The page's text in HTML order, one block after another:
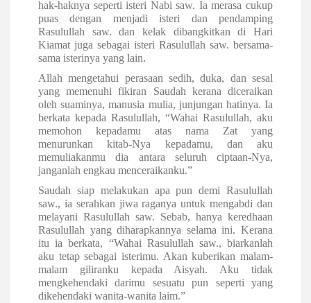
hak-haknya seperti isteri Nabi saw. Ia merasa cukup
puas dengan menjadi isteri dan pendamping
Rasulullah saw. dan kelak dibangkitkan di Hari
Kiamat juga sebagai isteri Rasulullah saw. bersama-
sama isterinya yang lain.
Allah mengetahui perasaan sedih, duka, dan sesal
yang memenuhi fikiran Saudah kerana diceraikan
oleh suaminya, manusia mulia, junjungan hatinya. Ia
berkata kepada Rasulullah, “Wahai Rasulullah, aku
memohon kepadamu atas nama Zat yang
menurunkan kitab-Nya kepadamu, dan aku
memuliakanmu dia antara seluruh ciptaan-Nya,
janganlah engkau menceraikanku.”
Saudah siap melakukan apa pun demi Rasulullah
saw., ia serahkan jiwa raganya untuk mengabdi dan
melayani Rasulullah saw. Sebab, hanya keredhaan
Rasulullah yang diharapkannya selama ini. Kerana
itu ia berkata, “Wahai Rasulullah saw., biarkanlah
aku tetap sebagai isterimu. Akan kuberikan malam-
malam giliranku kepada Aisyah. Aku tidak
mengkehendaki darimu sesuatu pun seperti yang
dikehendaki wanita-wanita laim.”